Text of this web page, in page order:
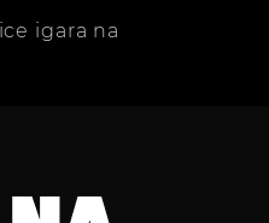
igara na